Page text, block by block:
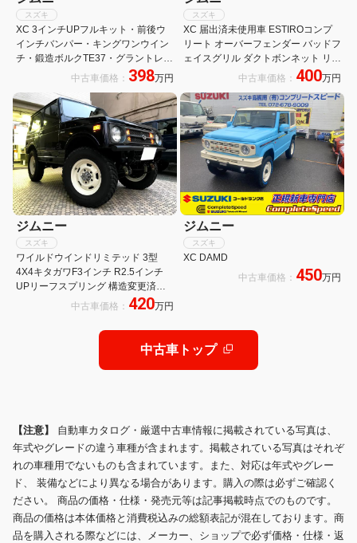
スズキ
XC 3インチUPフルキット・前後ウ
インチバンパー・キングワンウイン
チ・鍛造ボルクTE37・グラントレッ
クMT750・50パイワンオフマフラー
チタンサイレンサー・カロッツェリ
アSDナビ&TV&インナーミラー
中古車価格： 398万円
スズキ
XC 届出済未使用車 ESTIROコンプ
リート オーバーフェンダー バッドフ
ェイスグリル ダクトボンネット リア
ウイング 22AW ローダウン 4本出し
マフラー ディスプレイ ドラレコ Bカ
メラ ETC
中古車価格： 400万円
ジムニー
スズキ
ワイルドウインドリミテッド 3型
4X4キタガワF3インチ R2.5インチ
UPリーフスプリング 構造変更済み
リアLSD トランスファーダウンギア
ECUオーバーホール済み
中古車価格： 420万円
ジムニー
スズキ
XC DAMD
中古車価格： 450万円
中古車トップ
【注意】 自動車カタログ・厳選中古車情報に掲載されている写真は、
年式やグレードの違う車種が含まれます。掲載されている写真はそれぞ
れの車種用でないものも含まれています。また、対応は年式やグレー
ド、 装備などにより異なる場合があります。購入の際は必ずご確認く
ださい。 商品の価格・仕様・発売元等は記事掲載時点でのものです。
商品の価格は本体価格と消費税込みの総額表記が混在しております。商
品を購入される際などには、メーカー、ショップで必ず価格・仕様・返